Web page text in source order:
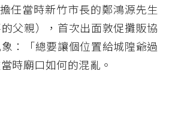
任當時新竹市長的鄭鴻源先生
的父親），首次出面敦促攤販協
：「總要讓個位置給城隍爺過
時廟口如何的混亂。